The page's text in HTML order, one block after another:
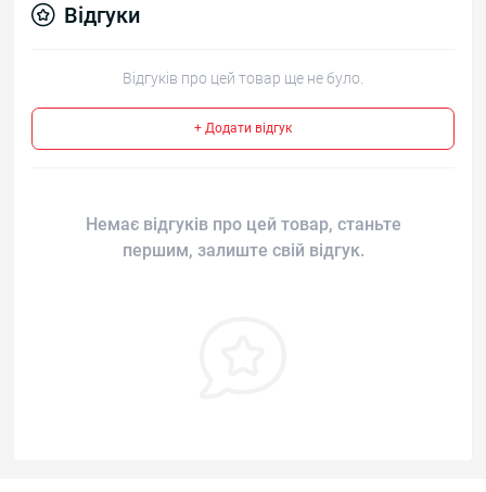
Відгуки
Відгуків про цей товар ще не було.
+ Додати відгук
Немає відгуків про цей товар, станьте
першим, залиште свій відгук.